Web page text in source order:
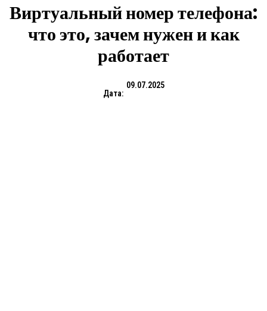
Виртуальный номер телефона:
что это, зачем нужен и как
работает
Дата:
09.07.2025